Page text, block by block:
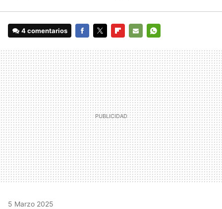
4 comentarios
MAIL
5 Marzo 2025